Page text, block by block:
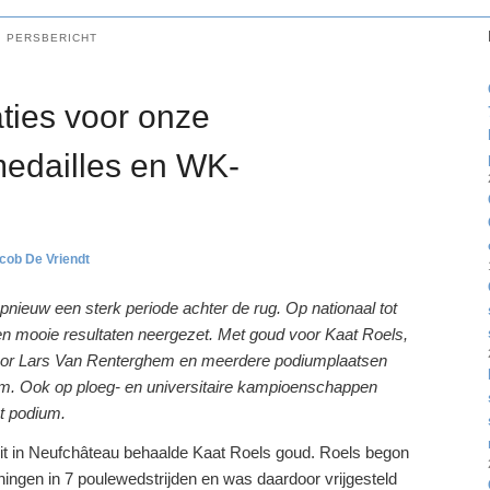
PERSBERICHT
voor onze
en WK-
De Vriendt
een sterk periode achter de rug. Op nationaal tot
mooie resultaten neergezet. Met goud voor Kaat Roels,
Lars Van Renterghem en meerdere podiumplaatsen
Ook op ploeg- en universitaire kampioenschappen
podium.
in Neufchâteau behaalde Kaat Roels goud. Roels begon
in 7 poulewedstrijden en was daardoor vrijgesteld